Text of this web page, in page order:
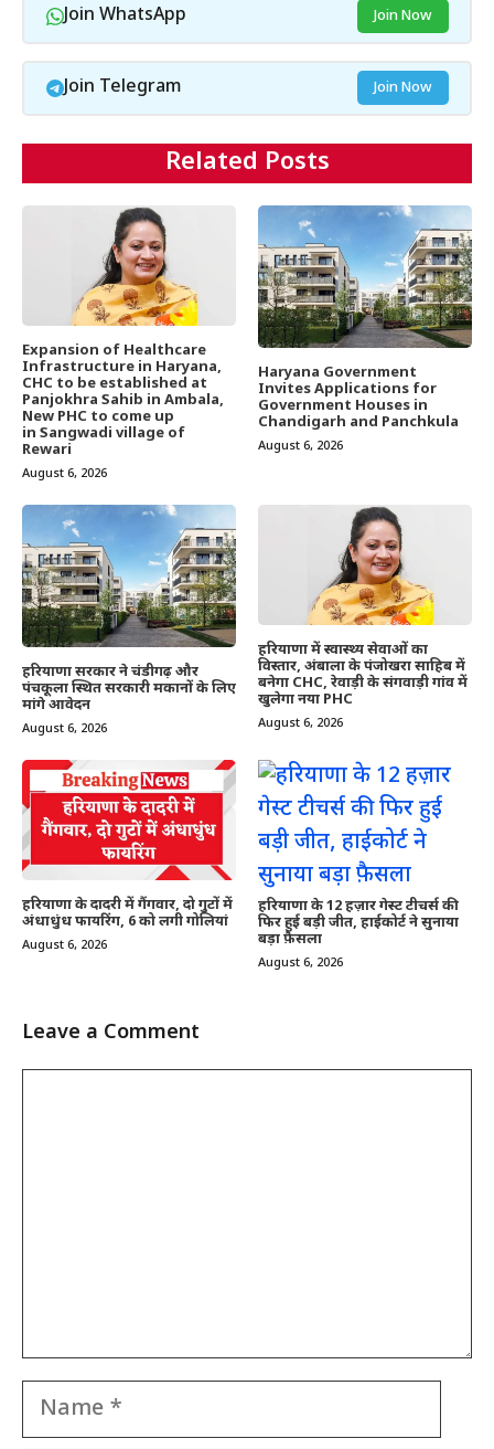
Join WhatsApp Join Now
Join Telegram Join Now
Related Posts
Expansion of Healthcare
Infrastructure in Haryana,
CHC to be established at
Panjokhra Sahib in Ambala,
New PHC to come up
in Sangwadi village of
Rewari
August 6, 2026
Haryana Government
Invites Applications for
Government Houses in
Chandigarh and Panchkula
August 6, 2026
हरियाणा सरकार ने चंडीगढ़ और
पंचकूला स्थित सरकारी मकानों के लिए
मांगे आवेदन
August 6, 2026
हरियाणा में स्वास्थ्य सेवाओं का
विस्तार, अंबाला के पंजोखरा साहिब में
बनेगा CHC, रेवाड़ी के संगवाड़ी गांव में
खुलेगा नया PHC
August 6, 2026
हरियाणा के दादरी में गैंगवार, दो गुटों में
अंधाधुंध फायरिंग, 6 को लगी गोलियां
August 6, 2026
हरियाणा के 12 हज़ार गेस्ट टीचर्स की
फिर हुई बड़ी जीत, हाईकोर्ट ने सुनाया
बड़ा फ़ैसला
August 6, 2026
Leave a Comment
Name